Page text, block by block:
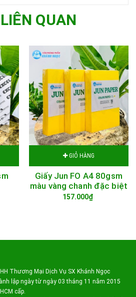
QUAN
GIỎ HÀNG
Giấy Jun FO A4 80gsm
màu vàng chanh đặc biệt
157.000₫
Thương Mại Dịch Vụ SX Khánh Ngọc
lập ngày từ ngày 03 tháng 11 năm 2015
cấp.